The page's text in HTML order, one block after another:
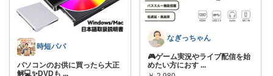
時短パパ
パソコンのお供に買ったら大正
解💻✨DVDも ...
なぎっちゃん
🎮ゲーム実況やライブ配信を始
めたい方におす ...